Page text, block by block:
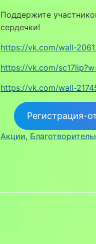
Поддержите
сердечки!
https://vk.com/wall-
https://vk.com/
https://vk.com/wall-
Регистрация-
Акции,